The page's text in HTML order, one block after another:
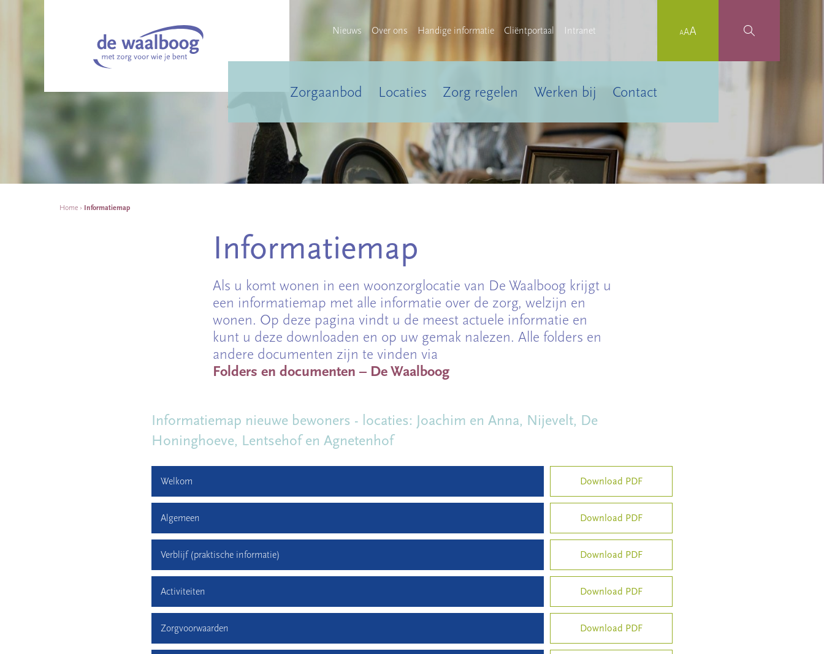
Nieuws Over ons Handige informatie Cliëntportaal Intranet
Zorgaanbod Locaties Zorg regelen Werken bij Contact
Home › Informatiemap
Informatiemap
Als u komt wonen in een woonzorglocatie van De Waalboog krijgt u
een informatiemap met alle informatie over de zorg, welzijn en
wonen. Op deze pagina vindt u de meest actuele informatie en
kunt u deze downloaden en op uw gemak nalezen. Alle folders en
andere documenten zijn te vinden via
Folders en documenten – De Waalboog
Informatiemap nieuwe bewoners - locaties: Joachim en Anna, Nijevelt, De
Honinghoeve, Lentsehof en Agnetenhof
Welkom Download PDF
Algemeen Download PDF
Verblijf (praktische informatie) Download PDF
Activiteiten Download PDF
Zorgvoorwaarden Download PDF